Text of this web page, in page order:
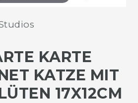
KARTE G
KATZE MIT K
17X12CM